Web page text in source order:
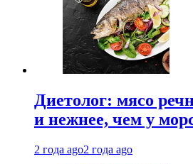
Диетолог: мясо
и нежнее, чем у
2 года ago2 года ago